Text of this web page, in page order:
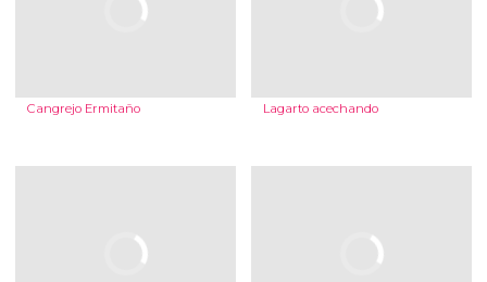
Cangrejo Ermitaño Lagarto acechando